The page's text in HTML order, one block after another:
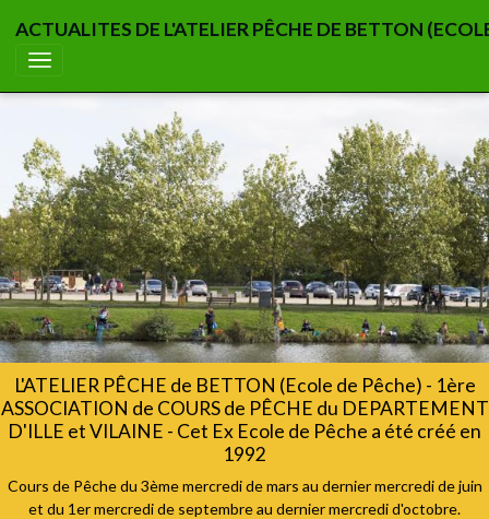
ACTUALITES DE L'ATELIER PÊCHE DE BETTON
L'ATELIER PÊCHE de BETTON (Ecole de Pêche) - 1ère
ASSOCIATION de COURS de PÊCHE du DEPARTEMENT
D'ILLE et VILAINE - Cet Ex Ecole de Pêche a été créé en
1992
Cours de Pêche du 3ème mercredi de mars au dernier mercredi de juin
et du 1er mercredi de septembre au dernier mercredi d'octobre.